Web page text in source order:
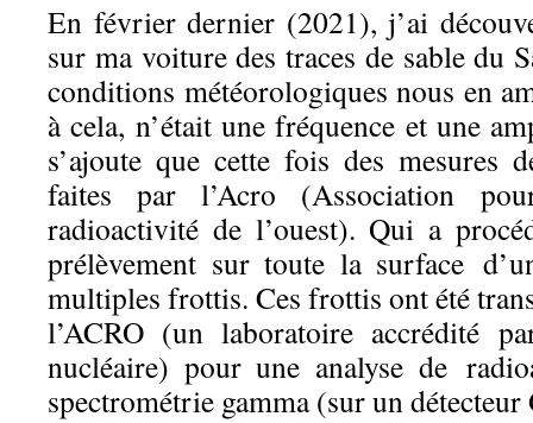
En février dernier (2021), j’ai
sur ma voiture des traces de sable du
conditions météorologiques nous en
à cela, n’était une fréquence et une
s’ajoute que cette fois des mesures
faites par l’Acro (Association
radioactivité de l’ouest). Qui a
prélèvement sur toute la surface
multiples frottis. Ces frottis ont été
l’ACRO (un laboratoire accrédité
nucléaire) pour une analyse de
spectrométrie gamma (sur un détecteur